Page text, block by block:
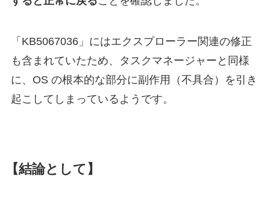
「KB5067036」にはエクスプローラー関連の修正
も含まれていたため、タスクマネージャーと同様
に、OS の根本的な部分に副作用（不具合）を引き
起こしてしまっているようです。
【結論として】